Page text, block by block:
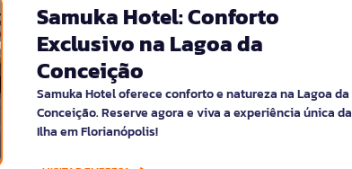
Samuka Hotel: Conforto
Exclusivo na Lagoa da
Conceição
Samuka Hotel oferece conforto e natureza na Lagoa da
Conceição. Reserve agora e viva a experiência única da
Ilha em Florianópolis!